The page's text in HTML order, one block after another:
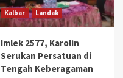
Kalbar Landak
Imlek 2577, Karolin
Serukan Persatuan di
Tengah Keberagaman